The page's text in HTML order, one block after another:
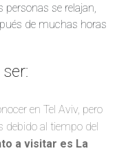
se relajan,
de muchas horas
en Tel Aviv, pero
debido al tiempo del
a visitar es La